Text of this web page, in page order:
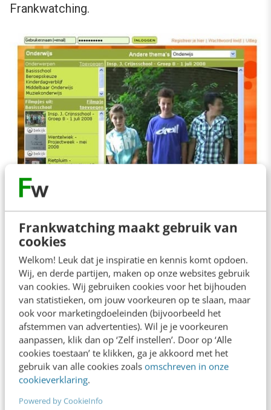
Frankwatching maakt gebruik van
cookies
Welkom! Leuk dat je inspiratie en kennis komt opdoen.
Wij, en derde partijen, maken op onze websites gebruik
van cookies. Wij gebruiken cookies voor het bijhouden
van statistieken, om jouw voorkeuren op te slaan, maar
ook voor marketingdoeleinden (bijvoorbeeld het
afstemmen van advertenties). Wil je je voorkeuren
aanpassen, klik dan op ‘Zelf instellen’. Door op ‘Alle
cookies toestaan’ te klikken, ga je akkoord met het
gebruik van alle cookies zoals omschreven in onze
cookieverklaring.
Powered by CookieInfo
Frankwatching.
Ook op YouTube heeft de bank eenbranded
channel , waar video’s van Rabo SportTV (zie
Site gespot: Rabo SportTV)worden getoond
en waar gebruikers kunnen discussiëren naar
aanleiding van de beelden.